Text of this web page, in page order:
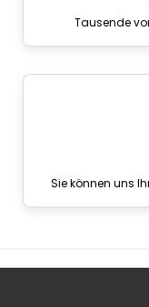
Tausende
Sie können uns